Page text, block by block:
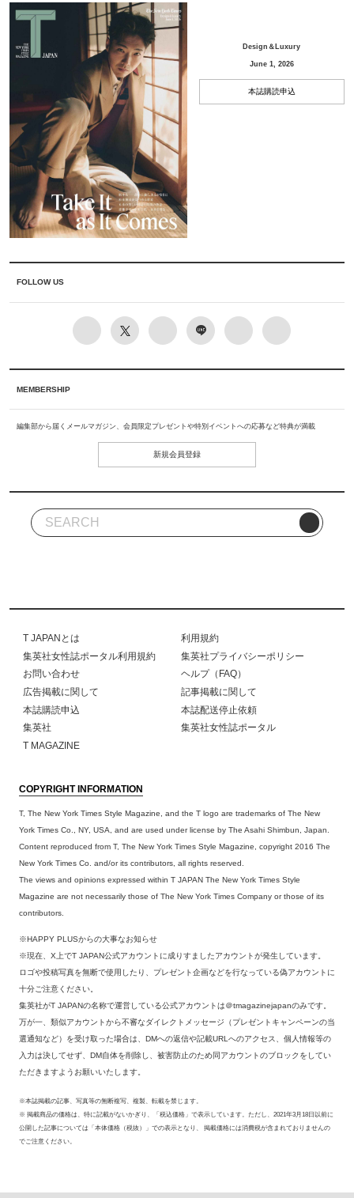
Design＆Luxury
June 1, 2026
本誌購読申込
FOLLOW US
MEMBERSHIP
編集部から届くメールマガジン、会員限定プレゼントや特別イベントへの応募など特典が満載
新規会員登録
T JAPANとは
利用規約
集英社女性誌ポータル利用規約
集英社プライバシーポリシー
お問い合わせ
ヘルプ（FAQ）
広告掲載に関して
記事掲載に関して
本誌購読申込
本誌配送停止依頼
集英社
集英社女性誌ポータル
T MAGAZINE
COPYRIGHT INFORMATION
T, The New York Times Style Magazine, and the T logo are trademarks of The New
York Times Co., NY, USA, and are used under license by The Asahi Shimbun, Japan.
Content reproduced from T, The New York Times Style Magazine, copyright 2016 The
New York Times Co. and/or its contributors, all rights reserved.
The views and opinions expressed within T JAPAN The New York Times Style
Magazine are not necessarily those of The New York Times Company or those of its
contributors.
※HAPPY PLUSからの大事なお知らせ
※現在、X上でT JAPAN公式アカウントに成りすましたアカウントが発生しています。
ロゴや投稿写真を無断で使用したり、プレゼント企画などを行なっている偽アカウントに
十分ご注意ください。
集英社がT JAPANの名称で運営している公式アカウントは＠tmagazinejapanのみです。
万が一、類似アカウントから不審なダイレクトメッセージ（プレゼントキャンペーンの当
選通知など）を受け取った場合は、DMへの返信や記載URLへのアクセス、個人情報等の
入力は決してせず、DM自体を削除し、被害防止のため同アカウントのブロックをしてい
ただきますようお願いいたします。
※本誌掲載の記事、写真等の無断複写、複製、転載を禁じます。
※ 掲載商品の価格は、特に記載がないかぎり、「税込価格」で表示しています。ただし、2021年3月18日以前に
公開した記事については「本体価格（税抜）」での表示となり、 掲載価格には消費税が含まれておりませんの
でご注意ください。